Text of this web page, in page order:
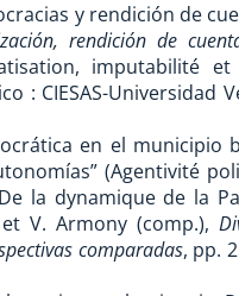
y rendición de
rendición de
imputabilité
: CIESAS-Universidad
en el municipio
(Agentivité
la dynamique de la
et V. Armony (comp.),
comparadas, pp.